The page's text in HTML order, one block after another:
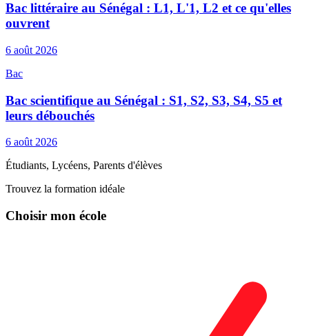
Bac littéraire au Sénégal : L1, L'1, L2 et ce qu'elles
ouvrent
6 août 2026
Bac
Bac scientifique au Sénégal : S1, S2, S3, S4, S5 et
leurs débouchés
6 août 2026
Étudiants, Lycéens, Parents d'élèves
Trouvez la formation idéale
Choisir mon école